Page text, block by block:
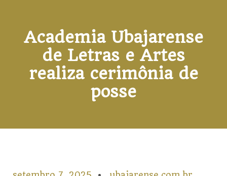
Academia Ubajarense
de Letras e Artes
realiza cerimônia de
posse